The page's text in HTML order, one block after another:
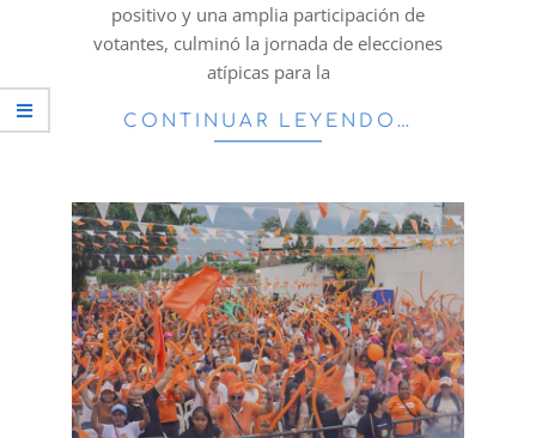
positivo y una amplia participación de
votantes, culminó la jornada de elecciones
atípicas para la
CONTINUAR LEYENDO…